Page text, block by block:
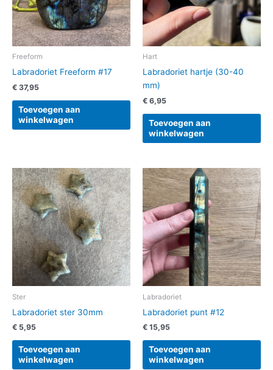
Freeform
Labradoriet Freeform #17
€ 37,95
Toevoegen aan
winkelwagen
Hart
Labradoriet hartje (30-40
mm)
€ 6,95
Toevoegen aan
winkelwagen
Ster
Labradoriet ster 30mm
€ 5,95
Toevoegen aan
winkelwagen
Labradoriet
Labradoriet punt #12
€ 15,95
Toevoegen aan
winkelwagen